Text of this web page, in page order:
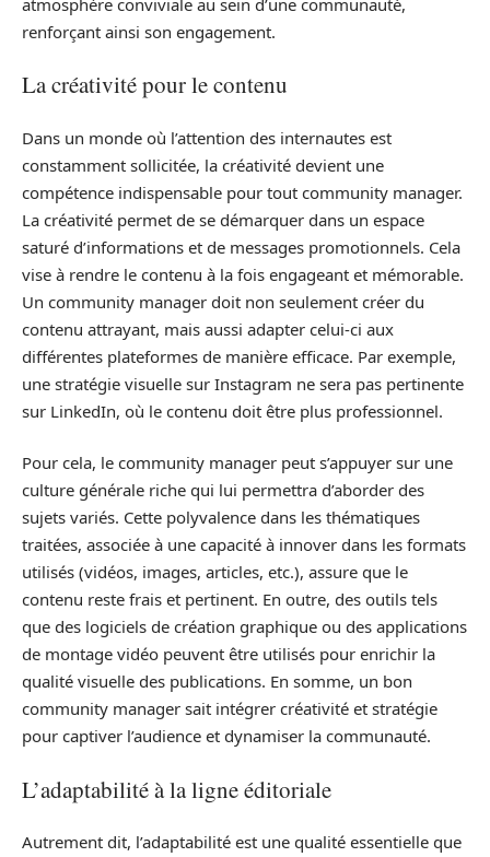
renforçant ainsi son engagement.
La créativité pour le contenu
Dans un monde où l’attention des internautes est
constamment sollicitée, la créativité devient une
compétence indispensable pour tout community manager.
La créativité permet de se démarquer dans un espace
saturé d’informations et de messages promotionnels. Cela
vise à rendre le contenu à la fois engageant et mémorable.
Un community manager doit non seulement créer du
contenu attrayant, mais aussi adapter celui-ci aux
différentes plateformes de manière efficace. Par exemple,
une stratégie visuelle sur Instagram ne sera pas pertinente
sur LinkedIn, où le contenu doit être plus professionnel.
Pour cela, le community manager peut s’appuyer sur une
culture générale riche qui lui permettra d’aborder des
sujets variés. Cette polyvalence dans les thématiques
traitées, associée à une capacité à innover dans les formats
utilisés (vidéos, images, articles, etc.), assure que le
contenu reste frais et pertinent. En outre, des outils tels
que des logiciels de création graphique ou des applications
de montage vidéo peuvent être utilisés pour enrichir la
qualité visuelle des publications. En somme, un bon
community manager sait intégrer créativité et stratégie
pour captiver l’audience et dynamiser la communauté.
L’adaptabilité à la ligne éditoriale
Autrement dit, l’adaptabilité est une qualité essentielle que